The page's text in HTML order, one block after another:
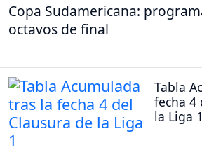
Copa Sudamericana:
octavos de final
Tabla
fecha 4
la Liga 1